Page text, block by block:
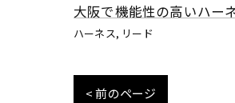
大阪で機能性の高いハー
ハーネス リード
< 前のページ